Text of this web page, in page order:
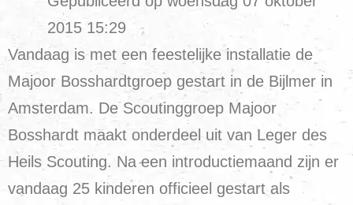
2015 15:29
Vandaag is met een feestelijke installatie de
Majoor Bosshardtgroep gestart in de Bijlmer in
Amsterdam. De Scoutinggroep Majoor
Bosshardt maakt onderdeel uit van Leger des
Heils Scouting. Na een introductiemaand zijn er
vandaag 25 kinderen officieel gestart als